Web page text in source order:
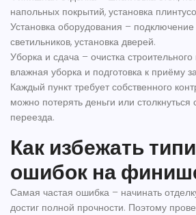
напольных покрытий, установка
Установка оборудования – подключение
светильников, установка дверей.
Уборка и сдача – очистка
влажная уборка и подготовка к приёму
Каждый пункт требует собственного
можно потерять деньги или
переезда.
Как избежать
ошибок на
Самая частая ошибка – начинать
достиг полной прочности. Поэтому